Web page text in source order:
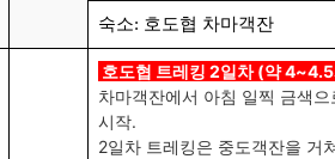
숙소: 호도협 차마객잔
호도협 트레킹 2일차 (약
차마객잔에서 아침 일찍 금색
시작.
2일차 트레킹은 중도객잔을 거